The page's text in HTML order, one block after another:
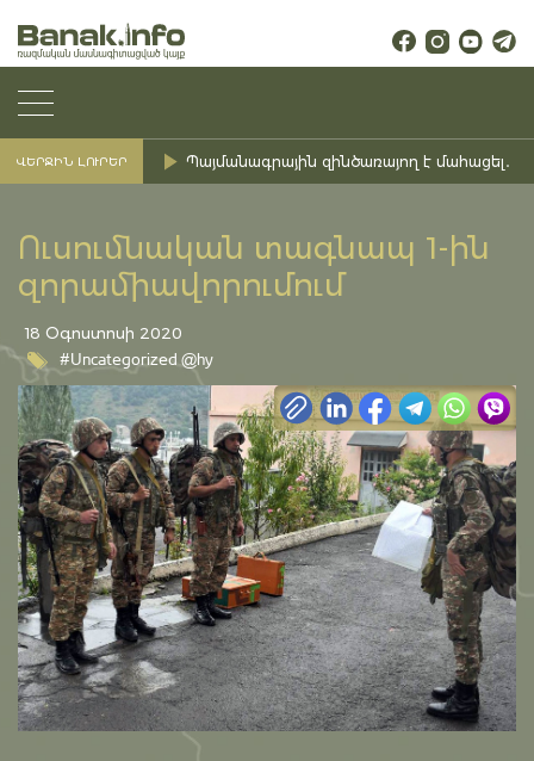
ՎԵՐՋԻՆ ԼՈՒՐԵՐ Պայմանագրային զինծառայող է մահացել․
Ուսումնական տագնապ 1-ին
զորամիավորումում
18 Օգոստոսի 2020
#Uncategorized @hy